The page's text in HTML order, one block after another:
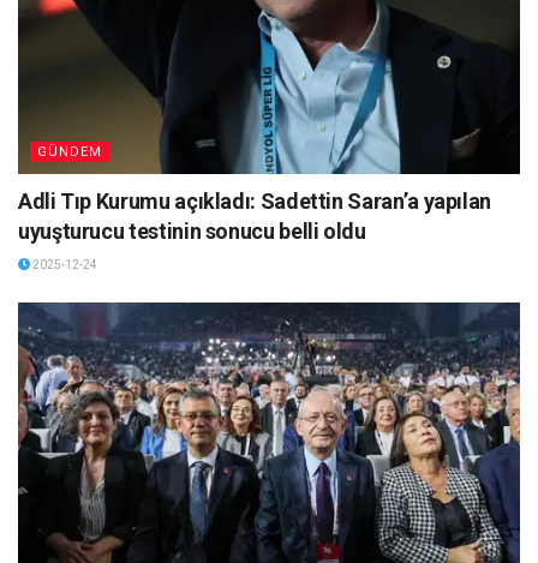
GÜNDEM
Adli Tıp Kurumu açıkladı: Sadettin Saran’a yapılan
uyuşturucu testinin sonucu belli oldu
2025-12-24